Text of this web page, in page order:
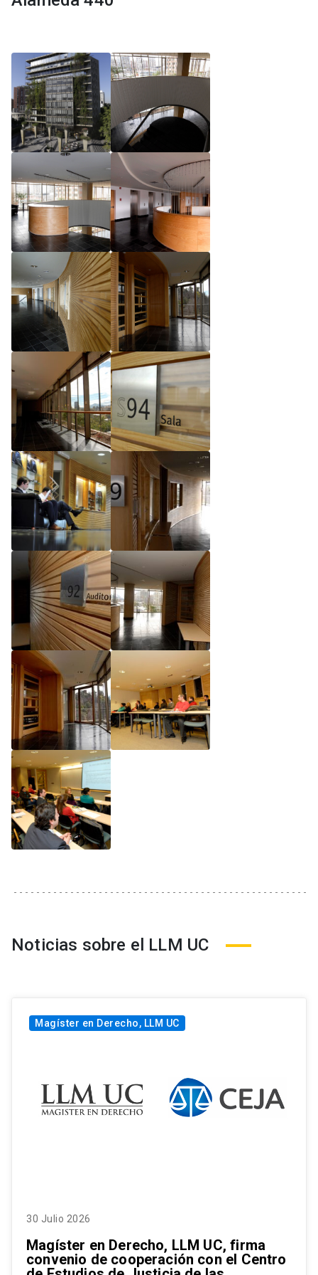
Reglamento de Magíster, Pontificia Universidad
Universidad Católica de Chile
Reglamento de Magíster, Pontificia Universidad
Católica de Chile LLM UC 2025
Reglamento de Seminarios de Graduación
Programa de Magíster en Derecho, LLM 2025
Noticias sobre el LLM UC
Magíster en Derecho, LLM UC
30 Julio 2026
Magíster en Derecho, LLM UC, firma
convenio de cooperación con el Centro